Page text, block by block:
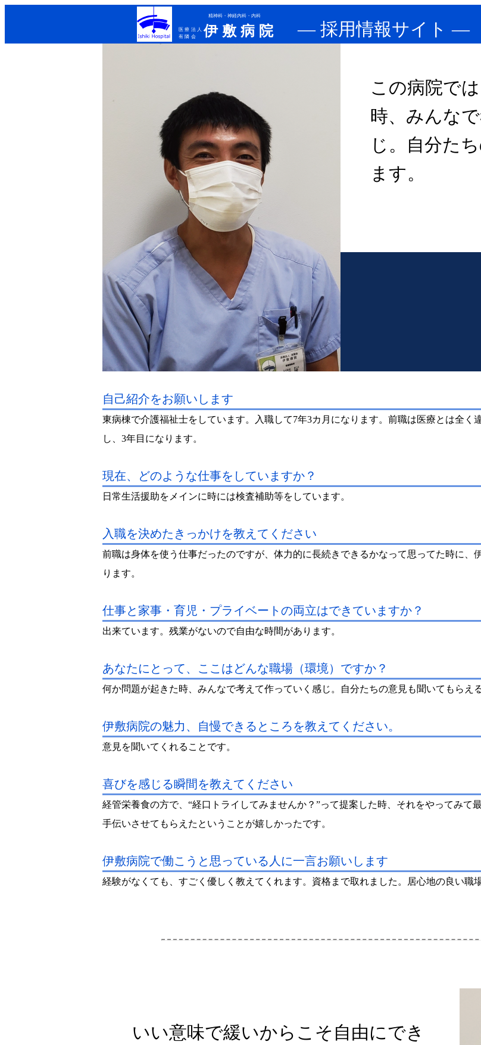
精神科・神経内科・内科
医療法人
有隣会
伊敷病院 ― 採用情報サイト ―
この病院で
時、みんな
じ。自分た
ます。
自己紹介をお願いします
東病棟で介護福祉士をしています。入職して7年3カ月になります。前職は医療とは全
し、3年目になります。
現在、どのような仕事をしていますか？
日常生活援助をメインに時には検査補助等をしています。
入職を決めたきっかけを教えてください
前職は身体を使う仕事だったのですが、体力的に長続きできるかなって思ってた時に、
ります。
仕事と家事・育児・プライベートの両立はできていますか？
出来ています。残業がないので自由な時間があります。
あなたにとって、ここはどんな職場（環境）ですか？
何か問題が起きた時、みんなで考えて作っていく感じ。自分たちの意見も聞いてもらえる
伊敷病院の魅力、自慢できるところを教えてください。
意見を聞いてくれることです。
喜びを感じる瞬間を教えてください
経管栄養食の方で、“経口トライしてみませんか？”って提案した時、それをやってみて
手伝いさせてもらえたということが嬉しかったです。
伊敷病院で働こうと思っている人に一言お願いします
経験がなくても、すごく優しく教えてくれます。資格まで取れました。居心地の良い職場
いい意味で緩いからこそ自由にでき